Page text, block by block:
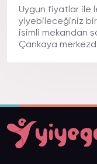
Uygun fiyatlar ile
yiyebileceğiniz bir
isimli mekandan
Çankaya